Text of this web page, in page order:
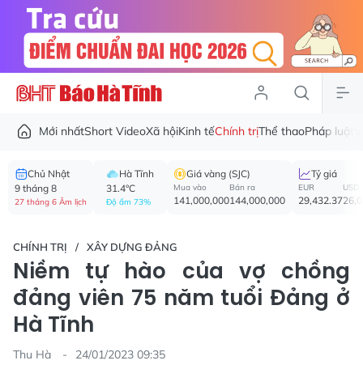
Mới nhấtShort VideoXã hộiKinh tếChính trịThể thaoPháp luật
Chủ Nhật
9 tháng 8
27 tháng 6 Âm lịch
Hà Tĩnh
31.4°C
Độ ẩm 73%
Giá vàng (SJC)
Mua vào
141,000,000
Bán ra
144,000,000
Tỷ giá
EUR
29,432.37
USD
CHÍNH TRỊ XÂY DỰNG ĐẢNG
Niềm tự hào của vợ chồng
đảng viên 75 năm tuổi Đảng ở
Hà Tĩnh
Thu Hà
24/01/2023 09:35